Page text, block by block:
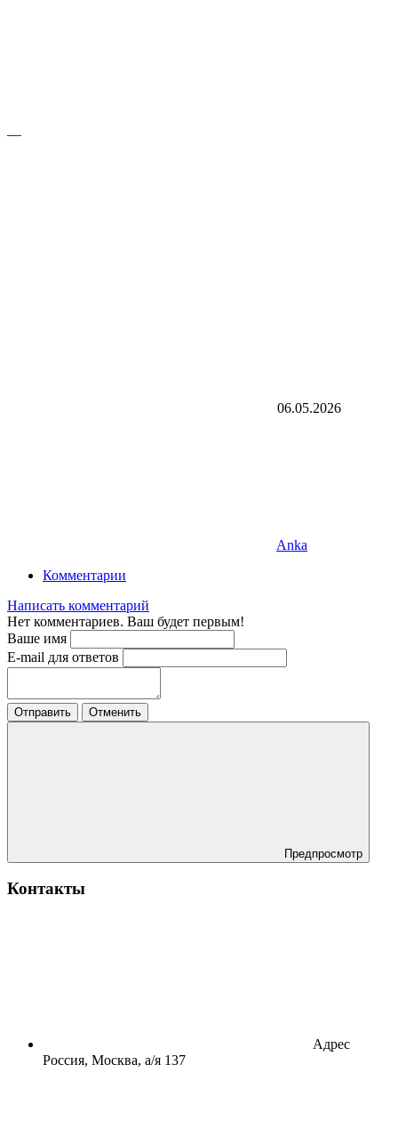
—
06.05.2026
Anka
Комментарии
Написать комментарий
Нет комментариев. Ваш будет первым!
Ваше имя
E-mail для ответов
Отправить Отменить
Предпросмотр
Контакты
Адрес
Россия, Москва, а/я 137